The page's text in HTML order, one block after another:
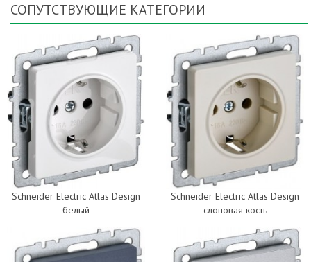
СОПУТСТВУЮЩИЕ КАТЕГОРИИ
Schneider Electric Atlas Design
белый
Schneider Electric Atlas Design
слоновая кость